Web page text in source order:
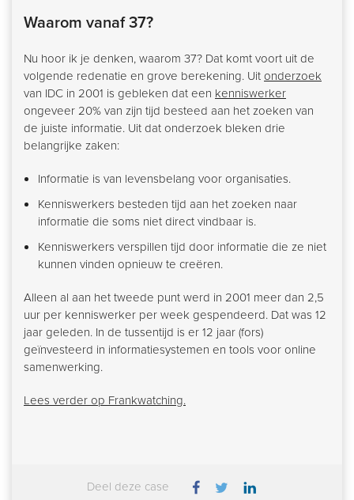
Waarom vanaf 37?
Nu hoor ik je denken, waarom 37? Dat komt voort uit de
volgende redenatie en grove berekening. Uitonderzoek
van IDC in 2001 is gebleken dat een kenniswerker
ongeveer 20% van zijn tijd besteed aan het zoeken van
de juiste informatie. Uit dat onderzoek bleken drie
belangrijke zaken:
Informatie is van levensbelang voor organisaties.
Kenniswerkers besteden tijd aan het zoeken naar
informatie die soms niet direct vindbaar is.
Kenniswerkers verspillen tijd door informatie die ze niet
kunnen vinden opnieuw te creëren.
Alleen al aan het tweede punt werd in 2001 meer dan 2,5
uur per kenniswerker per week gespendeerd. Dat was 12
jaar geleden. In de tussentijd is er 12 jaar (fors)
geïnvesteerd in informatiesystemen en tools voor online
samenwerking.
Lees verder op Frankwatching.
Deel deze case